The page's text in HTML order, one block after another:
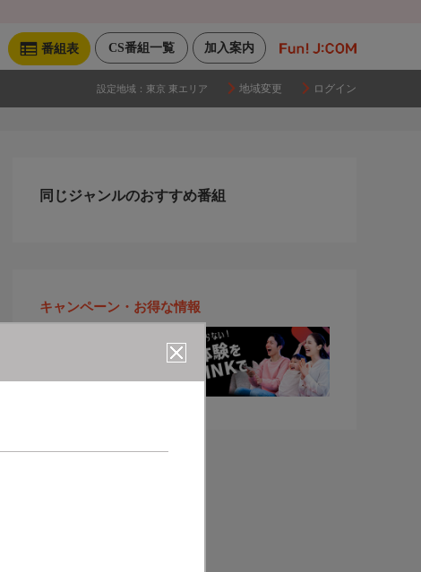
加入案内
CS番組一覧
番組表
設定地域： 東京 東エリア 地域変更 ログイン
同じジャンルのおすすめ番組
キャンペーン・お得な情報